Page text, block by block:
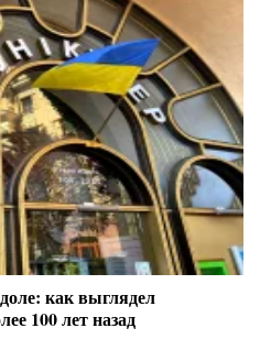
как выглядел
100 лет назад